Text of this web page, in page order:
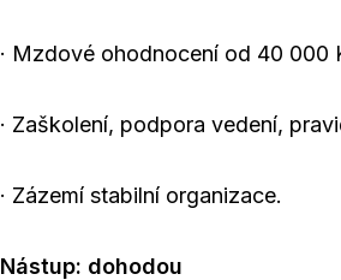
· Mzdové ohodnocení od 40
· Zaškolení, podpora vedení,
· Zázemí stabilní organizace.
Nástup: dohodou